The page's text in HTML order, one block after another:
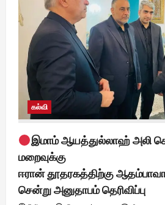
கல்வி
இமாம் ஆயத்துல்லாஹ் அலி
மறைவுக்கு
ஈரான் தூதரகத்திற்கு ஆதம்பாவா
சென்று அனுதாபம் தெரிவிப்பு